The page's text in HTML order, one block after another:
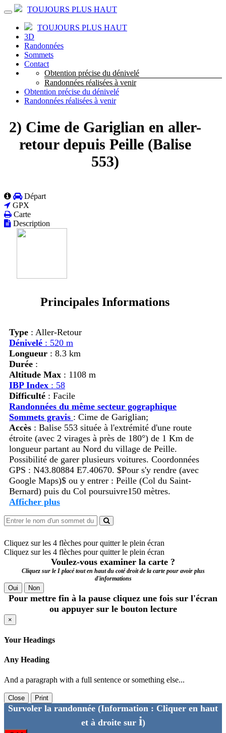
TOUJOURS PLUS HAUT
TOUJOURS PLUS HAUT
3D
Randonnées
Sommets
Contact
Obtention précise du dénivelé
Randonnées réalisées à venir
Obtention précise du dénivelé
Randonnées réalisées à venir
2) Cime de Gariglian en aller-
retour depuis Peille (Balise
553)
Départ
GPX
Carte
Description
Principales Informations
Type : Aller-Retour
Dénivelé : 520 m
Longueur : 8.3 km
Durée :
Altitude Max : 1108 m
IBP Index : 58
Difficulté : Facile
Randonnées du même secteur gographique
Sommets gravis : Cime de Gariglian;
Accès : Balise 553 située à l'extrémité d'une route
étroite (avec 2 virages à près de 180°) de 1 Km de
longueur partant au Nord du village de Peille.
Possibilité de garer plusieurs voitures. Coordonnées
GPS : N43.80884 E7.40670. $Pour s'y rendre (avec
Google Maps)$ ou y entrer : Peille (Col du Saint-
Bernard) puis du Col poursuivre150 mètres.
Afficher plus
Cliquez sur les 4 flèches pour quitter le plein écran
Cliquez sur les 4 flèches pour quitter le plein écran
Voulez-vous examiner la carte ?
Cliquez sur le I placé tout en haut du coté droit de la carte pour avoir plus
d'informations
Oui Non
Pour mettre fin à la pause cliquez une fois sur l'écran
ou appuyer sur le bouton lecture
×
Your Headings
Any Heading
And a paragraph with a full sentence or something else...
Close Print
Survoler la randonnée (Information : Cliquer en haut
et à droite sur i)